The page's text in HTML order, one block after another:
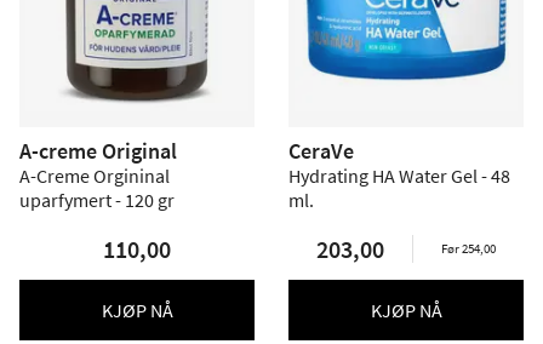
A-creme Original
A-Creme Orgininal
uparfymert - 120 gr
110,00
KJØP NÅ
CeraVe
Hydrating HA Water Gel - 48
ml.
203,00 Før 254,00
KJØP NÅ